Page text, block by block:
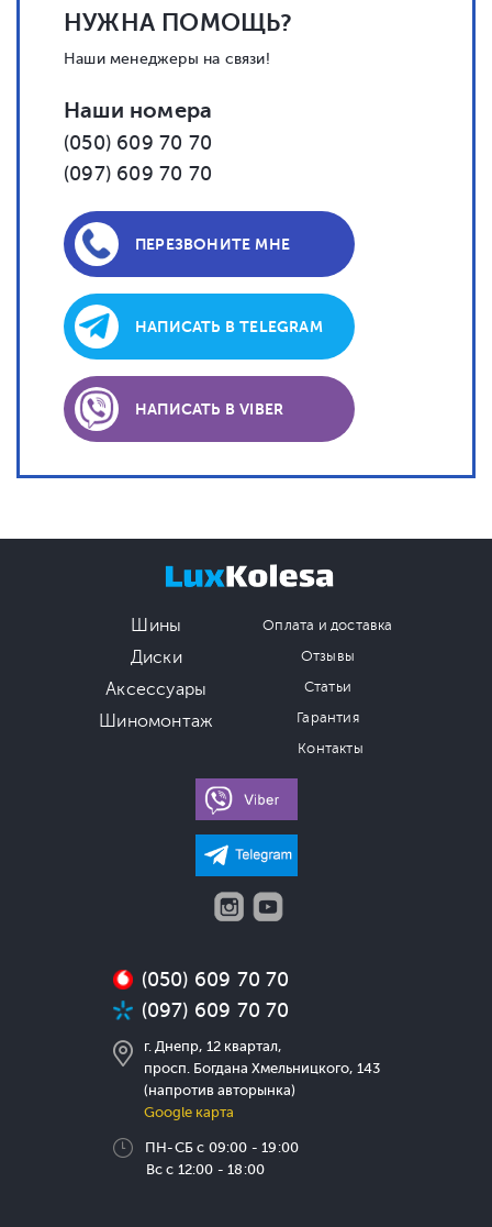
НУЖНА ПОМОЩЬ?
Наши менеджеры на связи!
Наши номера
(050) 609 70 70
(097) 609 70 70
ПЕРЕЗВОНИТЕ МНЕ
НАПИСАТЬ В TELEGRAM
НАПИСАТЬ В VIBER
Шины
Диски
Аксессуары
Шиномонтаж
Оплата и доставка
Отзывы
Статьи
Гарантия
Контакты
(050) 609 70 70
(097) 609 70 70
г. Днепр, 12 квартал,
просп. Богдана Хмельницкого, 143
(напротив авторынка)
Google карта
ПН-СБ с 09:00 - 19:00
Вс с 12:00 - 18:00